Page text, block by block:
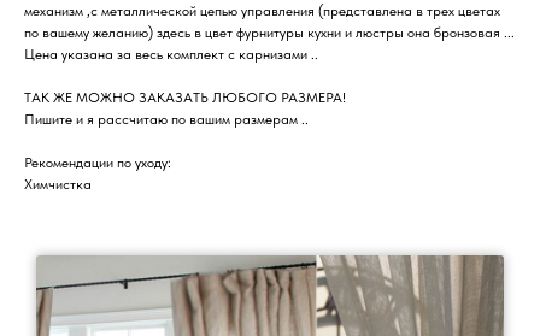
механизм ,с металлической цепью управления (представлена в трех цветах
по вашему желанию) здесь в цвет фурнитуры кухни и люстры она бронзовая ...
Цена указана за весь комплект с карнизами ..
ТАК ЖЕ МОЖНО ЗАКАЗАТЬ ЛЮБОГО РАЗМЕРА!
Пишите и я рассчитаю по вашим размерам ..
Рекомендации по уходу:
Химчистка